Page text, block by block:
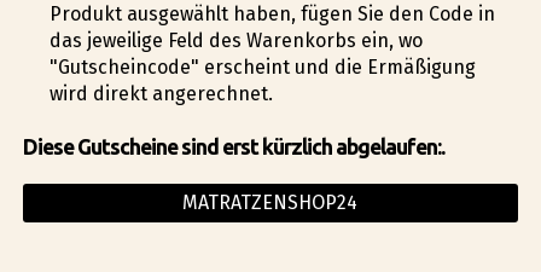
Produkt ausgewählt haben, fügen Sie den Code in
das jeweilige Feld des Warenkorbs ein, wo
"Gutscheincode" erscheint und die Ermäßigung
wird direkt angerechnet.
Diese Gutscheine sind erst kürzlich abgelaufen:.
MATRATZENSHOP24